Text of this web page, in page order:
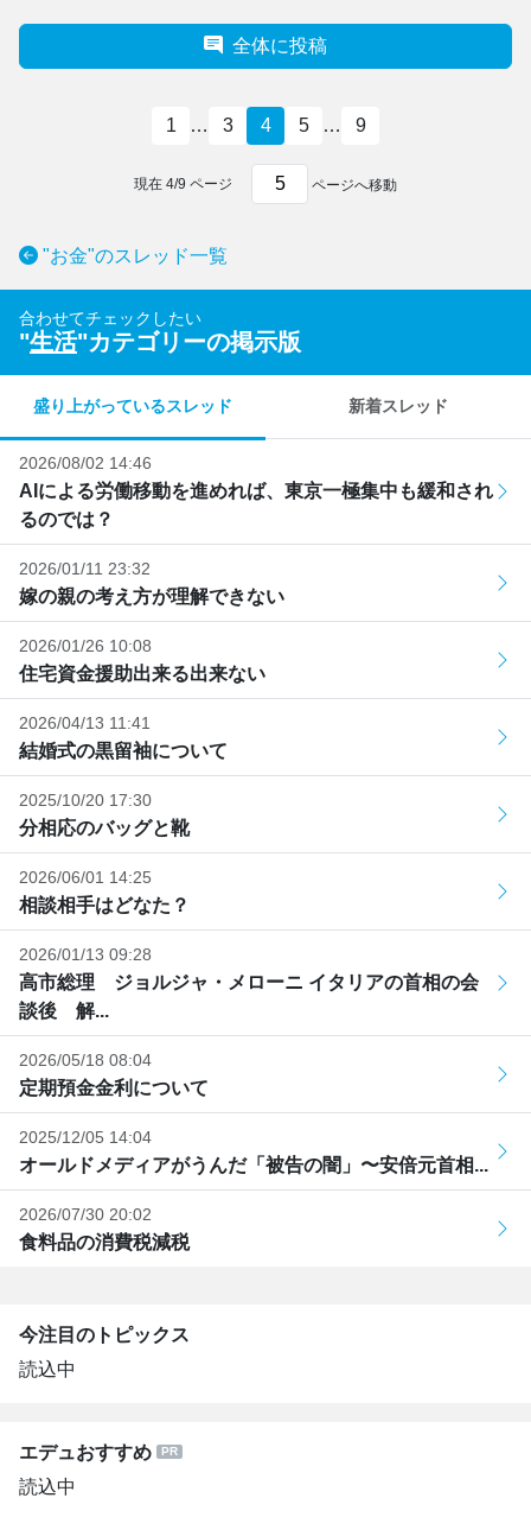
全体に投稿
1 … 3 4 5 … 9
現在 4/9 ページ ページへ移動
"お金"のスレッド一覧
合わせてチェックしたい
"生活"カテゴリーの掲示版
盛り上がっているスレッド 新着スレッド
2026/08/02 14:46
AIによる労働移動を進めれば、東京一極集中も緩和され
るのでは？
2026/01/11 23:32
嫁の親の考え方が理解できない
2026/01/26 10:08
住宅資金援助出来る出来ない
2026/04/13 11:41
結婚式の黒留袖について
2025/10/20 17:30
分相応のバッグと靴
2026/06/01 14:25
相談相手はどなた？
2026/01/13 09:28
高市総理 ジョルジャ・メローニ イタリアの首相の会
談後 解...
2026/05/18 08:04
定期預金金利について
2025/12/05 14:04
オールドメディアがうんだ「被告の闇」〜安倍元首相...
2026/07/30 20:02
食料品の消費税減税
今注目のトピックス
読込中
エデュおすすめ
読込中